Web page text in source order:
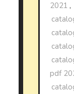
2021 ,
pdf